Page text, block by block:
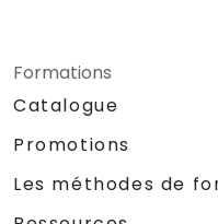
Formations
Catalogue
Promotions
Les méthodes de